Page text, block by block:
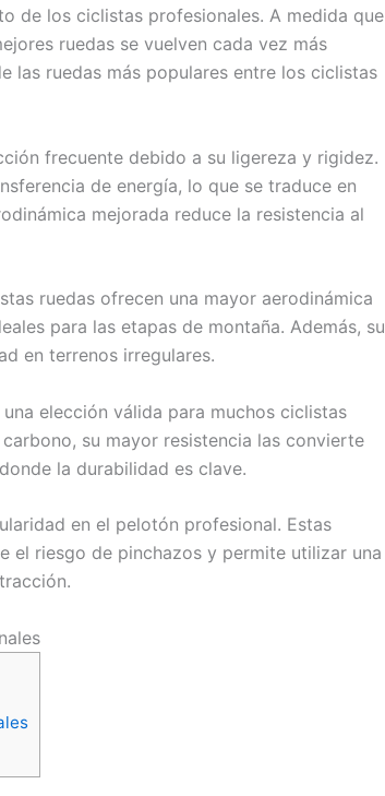
de los ciclistas profesionales. A medida que
ruedas se vuelven cada vez más
las ruedas más populares entre los ciclistas
frecuente debido a su ligereza y rigidez.
de energía, lo que se traduce en
mejorada reduce la resistencia al
ruedas ofrecen una mayor aerodinámica
para las etapas de montaña. Además, su
en terrenos irregulares.
elección válida para muchos ciclistas
su mayor resistencia las convierte
la durabilidad es clave.
en el pelotón profesional. Estas
el riesgo de pinchazos y permite utilizar una